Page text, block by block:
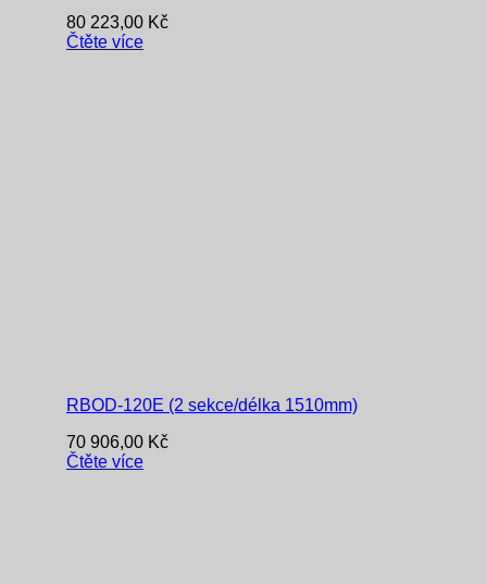
80 223,00 Kč
Čtěte více
RBOD-120E (2 sekce/délka 1510mm)
70 906,00 Kč
Čtěte více